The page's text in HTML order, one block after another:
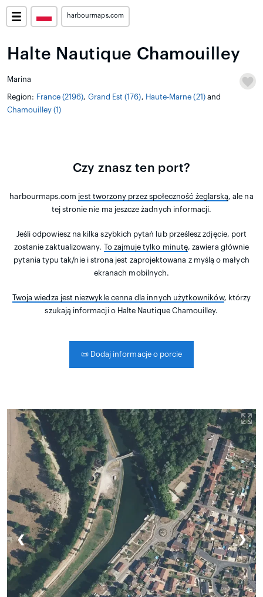
harbourmaps.com
Halte Nautique Chamouilley
Marina
Region: France (2196), Grand Est (176), Haute-Marne (21)and
Chamouilley (1)
Czy znasz ten port?
harbourmaps.com jest tworzony przez społeczność żeglarską, ale na
tej stronie nie ma jeszcze żadnych informacji.
Jeśli odpowiesz na kilka szybkich pytań lub prześlesz zdjęcie, port
zostanie zaktualizowany. To zajmuje tylko minutę, zawiera głównie
pytania typu tak/nie i strona jest zaprojektowana z myślą o małych
ekranach mobilnych.
Twoja wiedza jest niezwykle cenna dla innych użytkowników, którzy
szukają informacji o Halte Nautique Chamouilley.
📜Dodaj informacje o porcie
❮ ❯